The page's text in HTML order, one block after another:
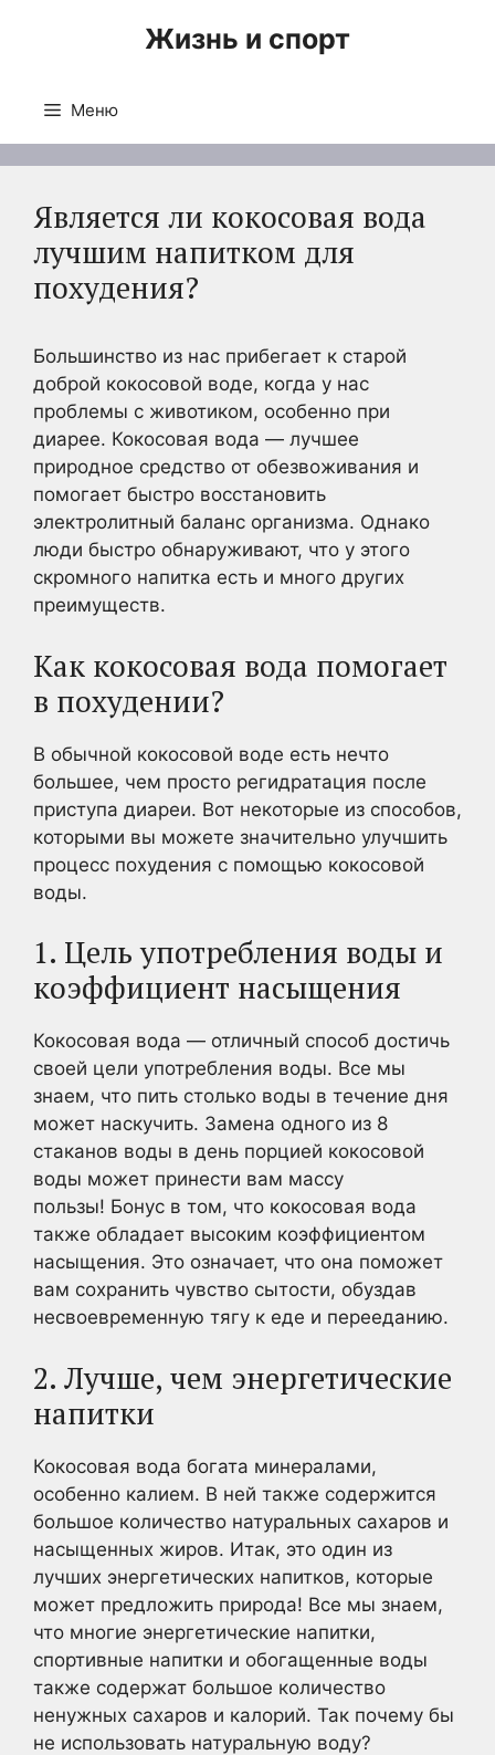
Жизнь и спорт
Меню
Является ли кокосовая вода
лучшим напитком для
похудения?
Большинство из нас прибегает к старой
доброй кокосовой воде, когда у нас
проблемы с животиком, особенно при
диарее. Кокосовая вода — лучшее
природное средство от обезвоживания и
помогает быстро восстановить
электролитный баланс организма. Однако
люди быстро обнаруживают, что у этого
скромного напитка есть и много других
преимуществ.
Как кокосовая вода помогает
в похудении?
В обычной кокосовой воде есть нечто
большее, чем просто регидратация после
приступа диареи. Вот некоторые из способов,
которыми вы можете значительно улучшить
процесс похудения с помощью кокосовой
воды.
1. Цель употребления воды и
коэффициент насыщения
Кокосовая вода — отличный способ достичь
своей цели употребления воды. Все мы
знаем, что пить столько воды в течение дня
может наскучить. Замена одного из 8
стаканов воды в день порцией кокосовой
воды может принести вам массу
пользы! Бонус в том, что кокосовая вода
также обладает высоким коэффициентом
насыщения. Это означает, что она поможет
вам сохранить чувство сытости, обуздав
несвоевременную тягу к еде и перееданию.
2. Лучше, чем энергетические
напитки
Кокосовая вода богата минералами,
особенно калием. В ней также содержится
большое количество натуральных сахаров и
насыщенных жиров. Итак, это один из
лучших энергетических напитков, которые
может предложить природа! Все мы знаем,
что многие энергетические напитки,
спортивные напитки и обогащенные воды
также содержат большое количество
ненужных сахаров и калорий. Так почему бы
не использовать натуральную воду?